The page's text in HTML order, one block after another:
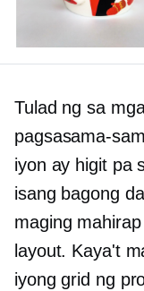
Tulad ng sa
pagsasama-
iyon ay higit pa
isang bagong
maging
layout. Kaya't
iyong grid ng